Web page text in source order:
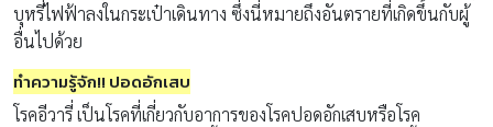
บุหรี่ไฟฟ้าลงในกระเป๋าเดินทาง ซึ่งนี่หมายถึงอันตรายที่เกิดขึ้นกับผู้
อื่นไปด้วย
ทำความรู้จัก!! ปอดอักเสบ
โรคอีวารี่ เป็นโรคที่เกี่ยวกับอาการของโรคปอดอักเสบหรือโรค